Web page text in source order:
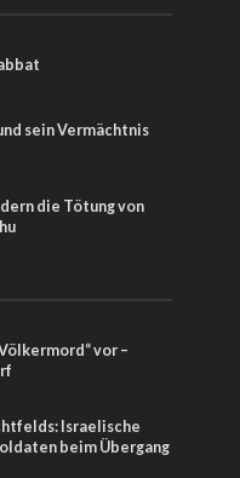
sein Vermächtnis
die Tötung von
vor –
Israelische
beim Übergang